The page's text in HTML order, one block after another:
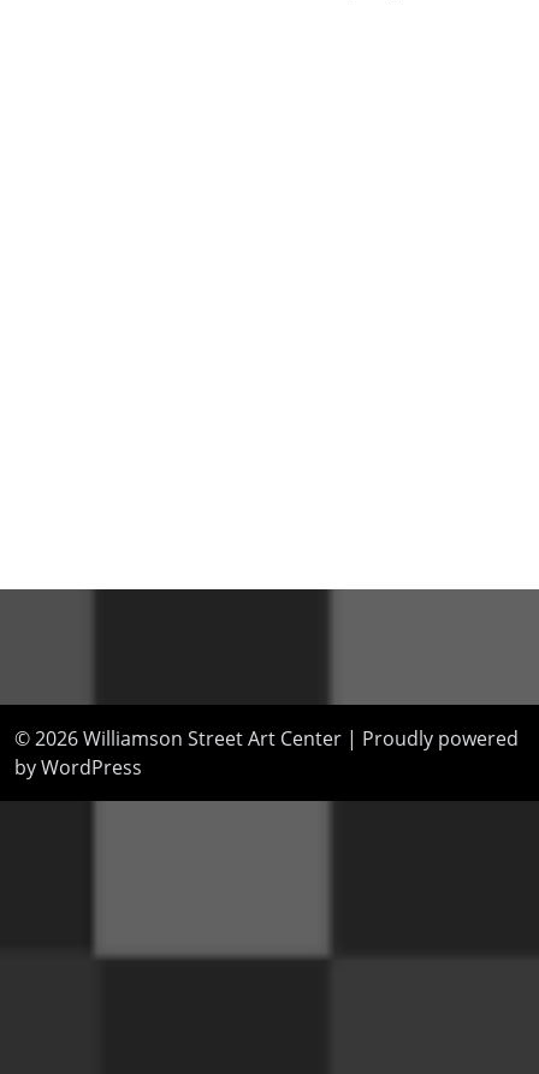
© 2026Williamson Street Art Center | Proudly powered
by WordPress